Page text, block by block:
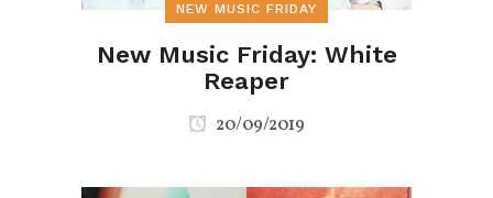
NEW MUSIC FRIDAY
New Music Friday: White
Reaper
20/09/2019